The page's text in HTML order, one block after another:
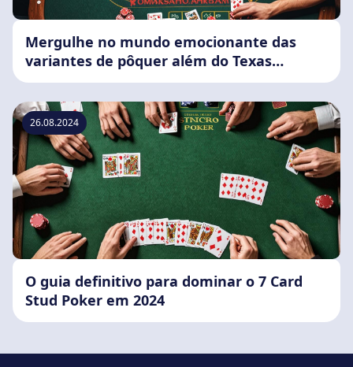
Mergulhe no mundo emocionante das
variantes de pôquer além do Texas
Hold'Em
26.08.2024
O guia definitivo para dominar o 7 Card
Stud Poker em 2024